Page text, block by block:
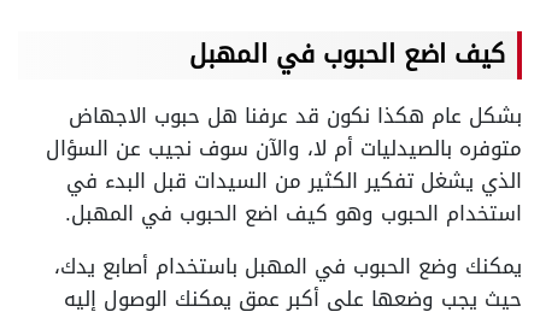
كيف اضع الحبوب في المهبل
بشكل عام هكذا نكون قد عرفنا هل حبوب الاجهاض
متوفره بالصيدليات أم لا، والآن سوف نجيب عن السؤال
الذي يشغل تفكير الكثير من السيدات قبل البدء في
استخدام الحبوب وهو كيف اضع الحبوب في المهبل.
يمكنك وضع الحبوب في المهبل باستخدام أصابع يدك،
حيث يجب وضعها على أكبر عمق يمكنك الوصول إليه